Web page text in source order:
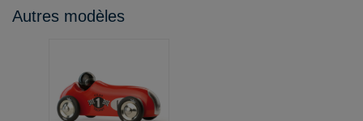
Autres modèles